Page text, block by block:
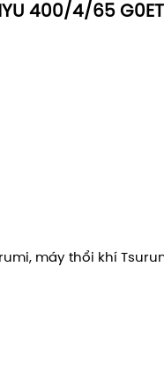
400/4/65
máy thổi khí